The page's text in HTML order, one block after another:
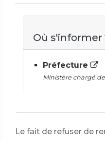
Où s'informer
Préfecture
Ministère chargé
Le fait de refuser de